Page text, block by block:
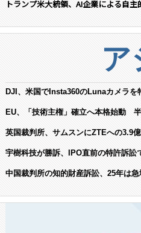
トランプ米大統領、AI企業による自
ア
DJI、米国でInsta360のLunaカメラ
EU、「技術主権」確立へ本格始動
英国裁判所、サムスンにZTEへの3.9
宇樹科技が勝訴、IPO直前の特許訴訟
中国裁判所の知的財産訴訟、25年は